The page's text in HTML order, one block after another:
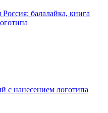
балалайка, книга
с нанесением логотипа